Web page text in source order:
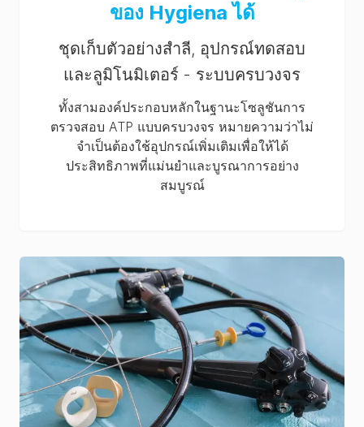
ของ Hygiena ได้
ชุดเก็บตัวอย่างสำลี, อุปกรณ์ทดสอบ
และลูมิโนมิเตอร์ - ระบบครบวงจร
ทั้งสามองค์ประกอบหลักในฐานะโซลูชันการ
ตรวจสอบ ATP แบบครบวงจร หมายความว่าไม่
จำเป็นต้องใช้อุปกรณ์เพิ่มเติมเพื่อให้ได้
ประสิทธิภาพที่แม่นยำและบูรณาการอย่าง
สมบูรณ์